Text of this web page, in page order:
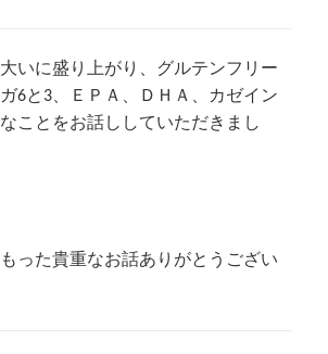
いに盛り上がり、グルテンフリー
6と3、ＥＰＡ、ＤＨＡ、カゼイン
ことをお話ししていただきまし
った貴重なお話ありがとうござい